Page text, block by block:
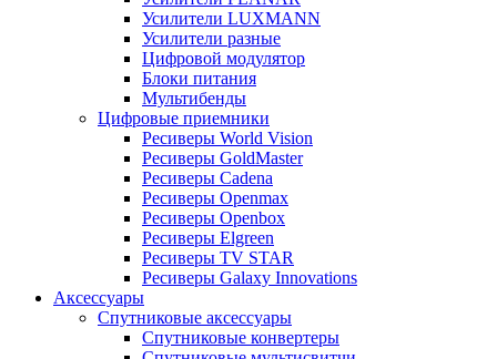
Усилители LUXMANN
Усилители разные
Цифровой модулятор
Блоки питания
Мультибенды
Цифровые приемники
Ресиверы World Vision
Ресиверы GoldMaster
Ресиверы Cadena
Ресиверы Openmax
Ресиверы Openbox
Ресиверы Elgreen
Ресиверы TV STAR
Ресиверы Galaxy Innovations
Аксессуары
Спутниковые аксессуары
Спутниковые конвертеры